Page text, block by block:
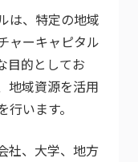
は、特定の地域
ャーキャピタル
目的としてお
地域資源を活用
います。
社、大学、地方